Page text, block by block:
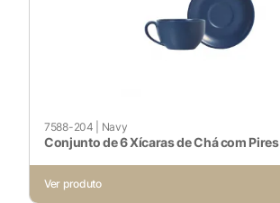
Pesquisar
7588-204 Navy
Conjunto de 6 Xícaras de Chá com Pires
Ver produto
Cookies Não Necessários